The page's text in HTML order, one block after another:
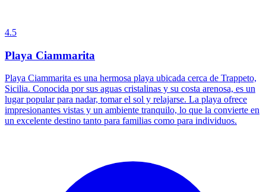
4.5
Playa Ciammarita
Playa Ciammarita es una hermosa playa ubicada cerca de Trappeto,
Sicilia. Conocida por sus aguas cristalinas y su costa arenosa, es un
lugar popular para nadar, tomar el sol y relajarse. La playa ofrece
impresionantes vistas y un ambiente tranquilo, lo que la convierte en
un excelente destino tanto para familias como para individuos.